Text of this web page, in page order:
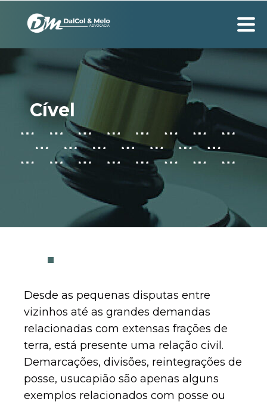
Cível
Desde as pequenas disputas entre
vizinhos até as grandes demandas
relacionadas com extensas frações de
terra, está presente uma relação civil.
Demarcações, divisões, reintegrações de
posse, usucapião são apenas alguns
exemplos relacionados com posse ou